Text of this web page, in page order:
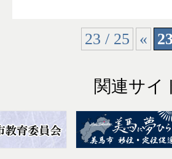
23 / 25 « 23
関連サイ